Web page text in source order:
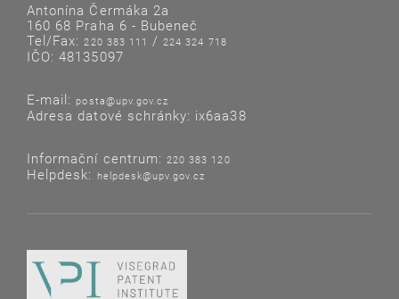
Antonína Čermáka 2a
160 68 Praha 6 - Bubeneč
Tel/Fax:220 383 111 /224 324 718
IČO: 48135097
E-mail: posta@upv.gov.cz
Adresa datové schránky: ix6aa38
Informační centrum: 220 383 120
Helpdesk: helpdesk@upv.gov.cz